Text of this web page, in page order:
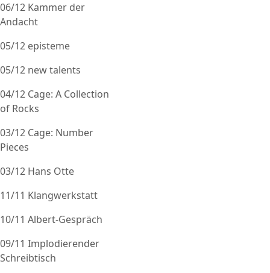
06/12 Kammer der
Andacht
05/12 episteme
05/12 new talents
04/12 Cage: A Collection
of Rocks
03/12 Cage: Number
Pieces
03/12 Hans Otte
11/11 Klangwerkstatt
10/11 Albert-Gespräch
09/11 Implodierender
Schreibtisch